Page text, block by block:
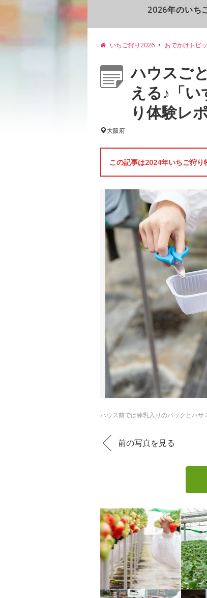
2026年のいち
いちご狩り2026 おでかけトピ
ハウスご
える♪「
り体験レ
大阪府
この記事は2024年いちご狩
ハウス前では練乳入りのパックとハ
前の写真を見る